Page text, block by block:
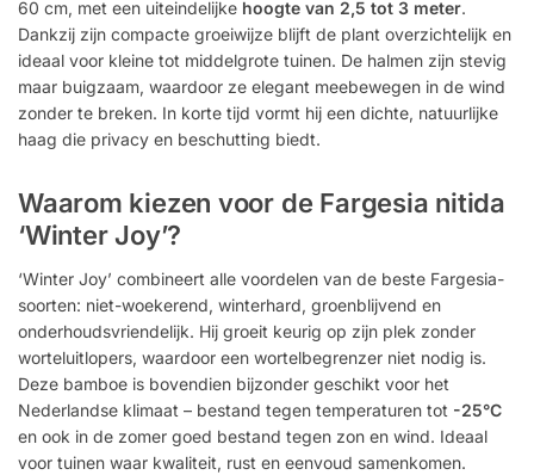
60 cm, met een uiteindelijke hoogte van 2,5 tot 3 meter.
Dankzij zijn compacte groeiwijze blijft de plant overzichtelijk en
ideaal voor kleine tot middelgrote tuinen. De halmen zijn stevig
maar buigzaam, waardoor ze elegant meebewegen in de wind
zonder te breken. In korte tijd vormt hij een dichte, natuurlijke
haag die privacy en beschutting biedt.
Waarom kiezen voor de Fargesia nitida
‘Winter Joy’?
‘Winter Joy’ combineert alle voordelen van de beste Fargesia-
soorten: niet-woekerend, winterhard, groenblijvend en
onderhoudsvriendelijk. Hij groeit keurig op zijn plek zonder
worteluitlopers, waardoor een wortelbegrenzer niet nodig is.
Deze bamboe is bovendien bijzonder geschikt voor het
Nederlandse klimaat – bestand tegen temperaturen tot -25°C
en ook in de zomer goed bestand tegen zon en wind. Ideaal
voor tuinen waar kwaliteit, rust en eenvoud samenkomen.